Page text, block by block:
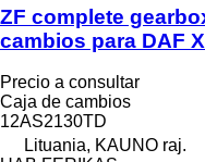
ZF complete
cambios para DAF
Precio a consultar
Caja de cambios
12AS2130TD
Lituania, KAUNO raj.